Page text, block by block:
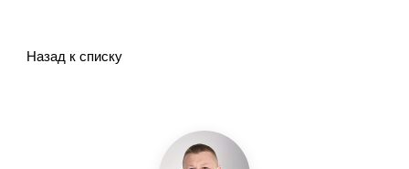
Назад к списку